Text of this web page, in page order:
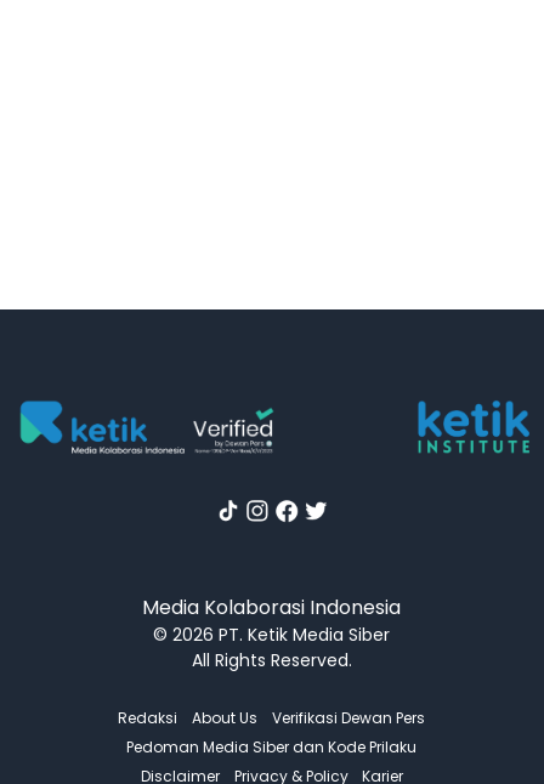
Media Kolaborasi Indonesia
© 2026 PT. Ketik Media Siber
All Rights Reserved.
Redaksi About Us
Verifikasi Dewan Pers
Pedoman Media Siber dan Kode Prilaku
Disclaimer
Privacy & Policy Karier